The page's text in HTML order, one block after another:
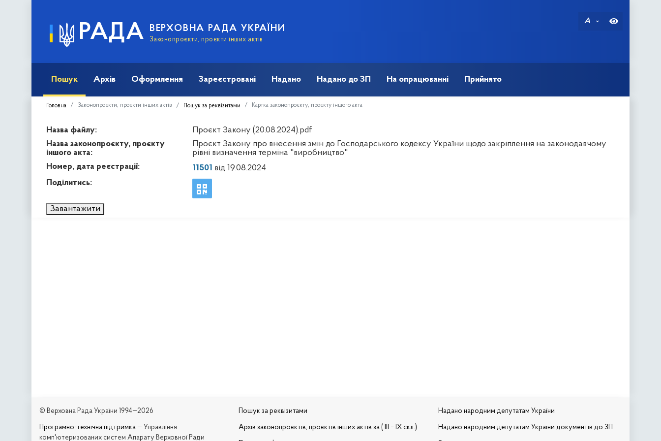
РАДА ВЕРХОВНА РАДА УКРАЇНИ
Законопроєкти, проєкти інших актів
A
Пошук Архів Оформлення Зареєстровані Надано Надано до ЗП На опрацюванні Прийнято
Головна Законопроєкти, проєкти інших актів Пошук за реквізитами Картка законопроєкту, проєкту іншого акта
Назва файлу:
Проєкт Закону (20.08.2024).pdf
Назва законопроєкту, проєкту
іншого акта:
Проєкт Закону про внесення змін до Господарського кодексу України щодо закріплення на законодавчому
рівні визначення терміна "виробництво"
Номер, дата реєстрації:
11501 від 19.08.2024
Поділитись:
Завантажити
© Верховна Рада України 1994—2026
Програмно-технічна підтримка — Управління
комп'ютеризованих систем Апарату Верховної Ради
Пошук за реквізитами
Архів законопроєктів, проєктів інших актів за ( III – IX скл.)
Надано народним депутатам України
Надано народним депутатам України документів до ЗП